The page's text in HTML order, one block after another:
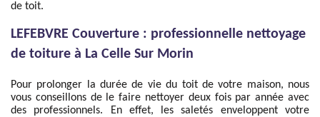
de toit.
LEFEBVRE Couverture : professionnelle nettoyage
de toiture à La Celle Sur Morin
Pour prolonger la durée de vie du toit de votre maison, nous
vous conseillons de le faire nettoyer deux fois par année avec
des professionnels. En effet, les saletés enveloppent votre